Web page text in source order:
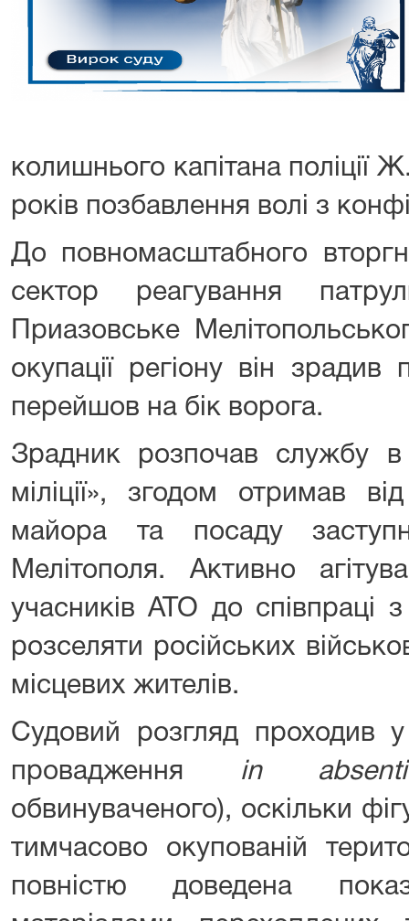
колишнього капітана
років позбавлення волі з
До повномасштабного
сектор реагування
Приазовське
окупації регіону він зрадив
перейшов на бік ворога.
Зрадник розпочав службу в
міліції», згодом отримав
майора та посаду
Мелітополя. Активно
учасників АТО до співпраці
розселяти російських
місцевих жителів.
Судовий розгляд проходив
провадження in
обвинуваченого), оскільки
тимчасово окупованій
повністю доведена